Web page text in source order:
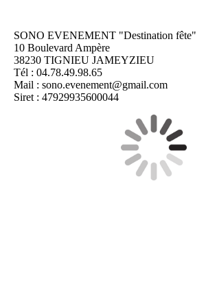
SONO EVENEMENT "Destination fête"
10 Boulevard Ampère
38230 TIGNIEU JAMEYZIEU
Tél : 04.78.49.98.65
Mail : sono.evenement@gmail.com
Siret : 47929935600044